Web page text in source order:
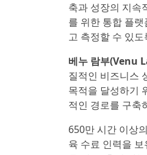
축과 성장의 지속
를 위한 통합 플
고 측정할 수 있도
베누 람부(Venu
질적인 비즈니스
목적을 달성하기
적인 경로를 구축
650만 시간 이상
육 수료 인력을